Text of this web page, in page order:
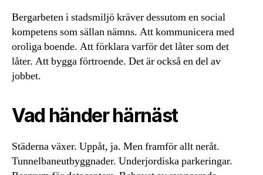
Bergarbeten i stadsmiljö kräver dessutom en social
kompetens som sällan nämns. Att kommunicera med
oroliga boende. Att förklara varför det låter som det
låter. Att bygga förtroende. Det är också en del av
jobbet.
Vad händer härnäst
Städerna växer. Uppåt, ja. Men framför allt neråt.
Tunnelbaneutbyggnader. Underjordiska parkeringar.